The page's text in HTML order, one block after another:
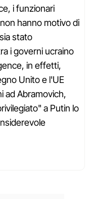
i funzionari
hanno motivo di
stato
i governi ucraino
in effetti,
Unito e l'UE
ad Abramovich,
a Putin lo